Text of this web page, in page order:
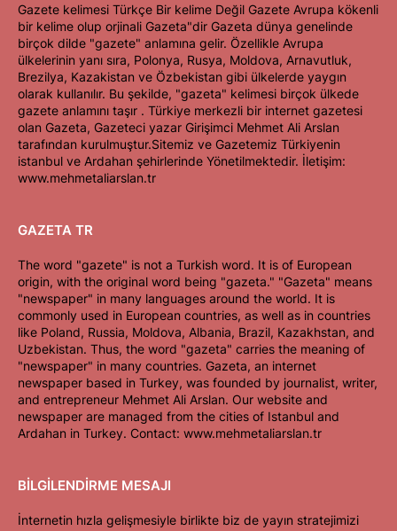
Gazete kelimesi Türkçe Bir kelime Değil Gazete Avrupa kökenli
bir kelime olup orjinali Gazeta"dir Gazeta dünya genelinde
birçok dilde "gazete" anlamına gelir. Özellikle Avrupa
ülkelerinin yanı sıra, Polonya, Rusya, Moldova, Arnavutluk,
Brezilya, Kazakistan ve Özbekistan gibi ülkelerde yaygın
olarak kullanılır. Bu şekilde, "gazeta" kelimesi birçok ülkede
gazete anlamını taşır . Türkiye merkezli bir internet gazetesi
olan Gazeta, Gazeteci yazar Girişimci Mehmet Ali Arslan
tarafından kurulmuştur.Sitemiz ve Gazetemiz Türkiyenin
istanbul ve Ardahan şehirlerinde Yönetilmektedir. İletişim:
www.mehmetaliarslan.tr
GAZETA TR
The word "gazete" is not a Turkish word. It is of European
origin, with the original word being "gazeta." "Gazeta" means
"newspaper" in many languages around the world. It is
commonly used in European countries, as well as in countries
like Poland, Russia, Moldova, Albania, Brazil, Kazakhstan, and
Uzbekistan. Thus, the word "gazeta" carries the meaning of
"newspaper" in many countries. Gazeta, an internet
newspaper based in Turkey, was founded by journalist, writer,
and entrepreneur Mehmet Ali Arslan. Our website and
newspaper are managed from the cities of Istanbul and
Ardahan in Turkey. Contact: www.mehmetaliarslan.tr
BİLGİLENDİRME MESAJI
İnternetin hızla gelişmesiyle birlikte biz de yayın stratejimizi